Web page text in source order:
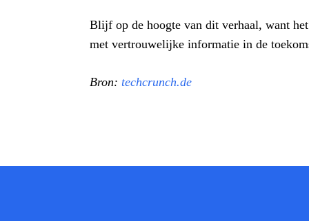
Blijf op de hoogte van dit verhaal, want
met vertrouwelijke informatie in de
Bron: techcrunch.de